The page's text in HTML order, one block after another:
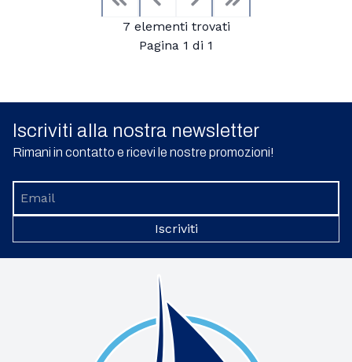
FirstPrevious
7 elementi trovati
Pagina 1 di 1
Next
Iscriviti alla nostra newsletter
Rimani in contatto e ricevi le nostre promozioni!
Iscriviti